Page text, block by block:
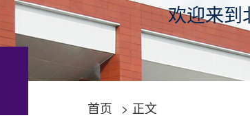
欢迎来到
首页 > 正文